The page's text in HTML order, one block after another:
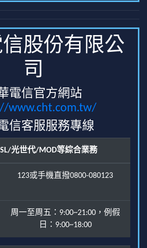
股份有限公
司
電信官方網站
www.cht.com.tw/
信客服服務專線
光世代/MOD等綜合業務
123或手機直撥0800-080123
周一至周五：9:00~21:00，例假
日：9:00~18:00